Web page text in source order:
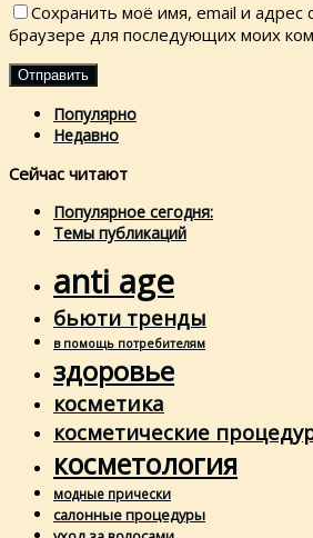
Сохранить моё имя, email и адрес
браузере для последующих моих
Популярно
Недавно
Сейчас читают
Популярное сегодня:
Темы публикаций
anti age
бьюти тренды
в помощь потребителям
здоровье
косметика
косметические
косметология
модные прически
салонные процедуры